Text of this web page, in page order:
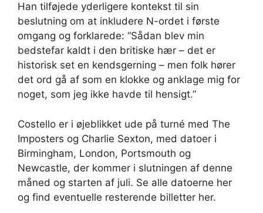
Han tilføjede yderligere kontekst til sin
beslutning om at inkludere N-ordet i første
omgang og forklarede: “Sådan blev min
bedstefar kaldt i den britiske hær – det er
historisk set en kendsgerning – men folk hører
det ord gå af som en klokke og anklage mig for
noget, som jeg ikke havde til hensigt.”
Costello er i øjeblikket ude på turné med The
Imposters og Charlie Sexton, med datoer i
Birmingham, London, Portsmouth og
Newcastle, der kommer i slutningen af ​​denne
måned og starten af ​​juli. Se alle datoerne her
og find eventuelle resterende billetter her.